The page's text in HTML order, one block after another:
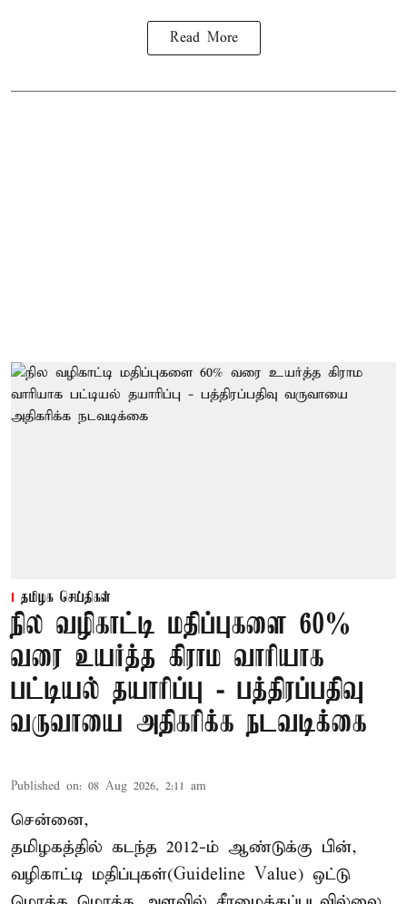
Read More
தமிழக செய்திகள்
நில வழிகாட்டி மதிப்புகளை 60%
வரை உயர்த்த கிராம வாரியாக
பட்டியல் தயாரிப்பு - பத்திரப்பதிவு
வருவாயை அதிகரிக்க நடவடிக்கை
Published on: 08 Aug 2026, 2:11 am
சென்னை,
தமிழகத்தில் கடந்த 2012-ம் ஆண்டுக்கு பின்,
வழிகாட்டி மதிப்புகள்(Guideline Value) ஒட்டு